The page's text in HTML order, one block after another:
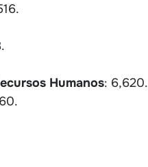
Humanos: 6,620.